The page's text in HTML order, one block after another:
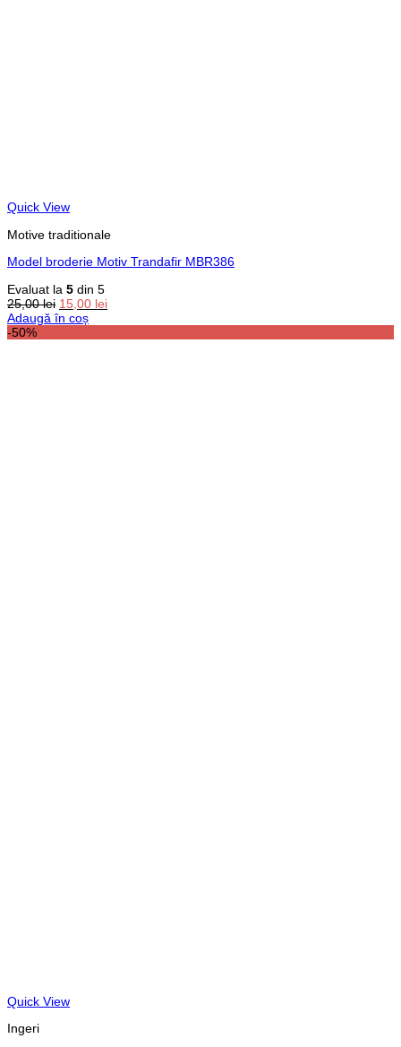
Quick View
Motive traditionale
Model broderie Motiv Trandafir MBR386
Evaluat la 5 din 5
25,00lei Prețul
inițial
15,00 leiPrețul
Adaugă în coș
-50%
Quick View
Ingeri